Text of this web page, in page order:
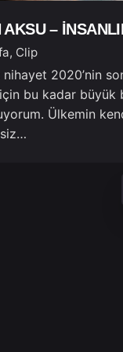
AKSU –
Clip
nihayet 2020’nin
bu kadar büyük
Ülkemin